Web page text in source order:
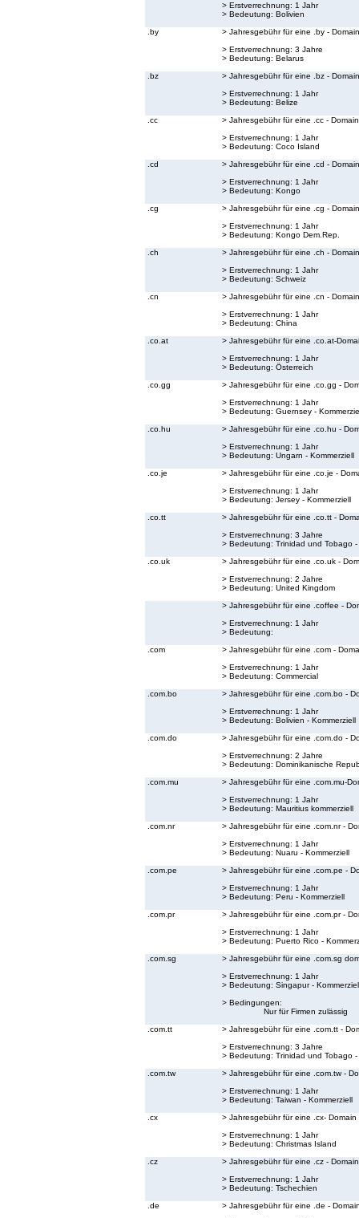
> Erstverrechnung: 1 Jahr
> Bedeutung: Bolivien
.by
> Jahresgebühr für eine .by - Domain
> Erstverrechnung: 3 Jahre
> Bedeutung: Belarus
.bz
> Jahresgebühr für eine .bz - Domain
> Erstverrechnung: 1 Jahr
> Bedeutung: Belize
.cc
> Jahresgebühr für eine .cc - Domain
> Erstverrechnung: 1 Jahr
> Bedeutung: Coco Island
.cd
> Jahresgebühr für eine .cd - Domain
> Erstverrechnung: 1 Jahr
> Bedeutung: Kongo
.cg
> Jahresgebühr für eine .cg - Domain
> Erstverrechnung: 1 Jahr
> Bedeutung: Kongo Dem.Rep.
.ch
> Jahresgebühr für eine .ch - Domain
> Erstverrechnung: 1 Jahr
> Bedeutung: Schweiz
.cn
> Jahresgebühr für eine .cn - Domain
> Erstverrechnung: 1 Jahr
> Bedeutung: China
.co.at
> Jahresgebühr für eine .co.at-
> Erstverrechnung: 1 Jahr
> Bedeutung: Österreich
.co.gg
> Jahresgebühr für eine .co.gg -
> Erstverrechnung: 1 Jahr
> Bedeutung: Guernsey -
.co.hu
> Jahresgebühr für eine .co.hu -
> Erstverrechnung: 1 Jahr
> Bedeutung: Ungarn - Kommerziell
.co.je
> Jahresgebühr für eine .co.je -
> Erstverrechnung: 1 Jahr
> Bedeutung: Jersey - Kommerziell
.co.tt
> Jahresgebühr für eine .co.tt -
> Erstverrechnung: 3 Jahre
> Bedeutung: Trinidad und Tobago -
.co.uk
> Jahresgebühr für eine .co.uk -
> Erstverrechnung: 2 Jahre
> Bedeutung: United Kingdom
> Jahresgebühr für eine .coffee -
> Erstverrechnung: 1 Jahr
> Bedeutung:
.com
> Jahresgebühr für eine .com -
> Erstverrechnung: 1 Jahr
> Bedeutung: Commercial
.com.bo
> Jahresgebühr für eine .com.bo -
> Erstverrechnung: 1 Jahr
> Bedeutung: Bolivien - Kommerziell
.com.do
> Jahresgebühr für eine .com.do -
> Erstverrechnung: 2 Jahre
> Bedeutung: Dominikanische
.com.mu
> Jahresgebühr für eine .com.mu-
> Erstverrechnung: 1 Jahr
> Bedeutung: Mauritius kommerziell
.com.nr
> Jahresgebühr für eine .com.nr -
> Erstverrechnung: 1 Jahr
> Bedeutung: Nuaru - Kommerziell
.com.pe
> Jahresgebühr für eine .com.pe -
> Erstverrechnung: 1 Jahr
> Bedeutung: Peru - Kommerziell
.com.pr
> Jahresgebühr für eine .com.pr -
> Erstverrechnung: 1 Jahr
> Bedeutung: Puerto Rico -
.com.sg
> Jahresgebühr für eine .com.sg
> Erstverrechnung: 1 Jahr
> Bedeutung: Singapur -
> Bedingungen:
Nur für Firmen zulässig
.com.tt
> Jahresgebühr für eine .com.tt -
> Erstverrechnung: 3 Jahre
> Bedeutung: Trinidad und Tobago -
.com.tw
> Jahresgebühr für eine .com.tw -
> Erstverrechnung: 1 Jahr
> Bedeutung: Taiwan - Kommerziell
.cx
> Jahresgebühr für eine .cx- Domain
> Erstverrechnung: 1 Jahr
> Bedeutung: Christmas Island
.cz
> Jahresgebühr für eine .cz - Domain
> Erstverrechnung: 1 Jahr
> Bedeutung: Tschechien
.de
> Jahresgebühr für eine .de -